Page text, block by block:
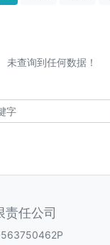
未查询到任何数据！
责任公司